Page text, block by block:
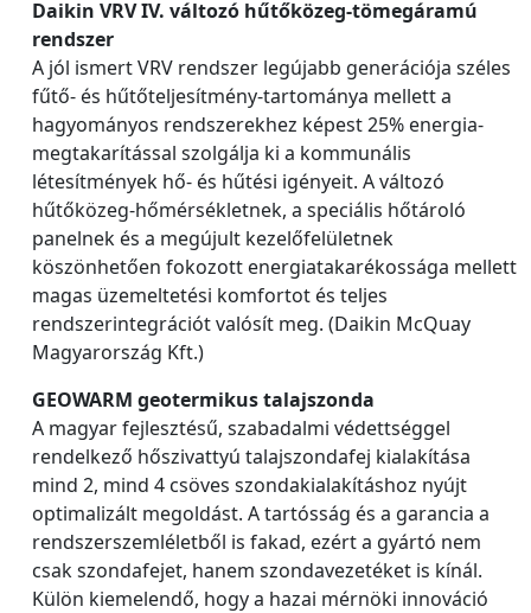
Daikin VRV IV. változó hűtőközeg-tömegáramú
rendszer
A jól ismert VRV rendszer legújabb generációja széles
fűtő- és hűtőteljesítmény-tartománya mellett a
hagyományos rendszerekhez képest 25% energia-
megtakarítással szolgálja ki a kommunális
létesítmények hő- és hűtési igényeit. A változó
hűtőközeg-hőmérsékletnek, a speciális hőtároló
panelnek és a megújult kezelőfelületnek
köszönhetően fokozott energiatakarékossága mellett
magas üzemeltetési komfortot és teljes
rendszerintegrációt valósít meg. (Daikin McQuay
Magyarország Kft.)
GEOWARM geotermikus talajszonda
A magyar fejlesztésű, szabadalmi védettséggel
rendelkező hőszivattyú talajszondafej kialakítása
mind 2, mind 4 csöves szondakialakításhoz nyújt
optimalizált megoldást. A tartósság és a garancia a
rendszerszemléletből is fakad, ezért a gyártó nem
csak szondafejet, hanem szondavezetéket is kínál.
Külön kiemelendő, hogy a hazai mérnöki innováció